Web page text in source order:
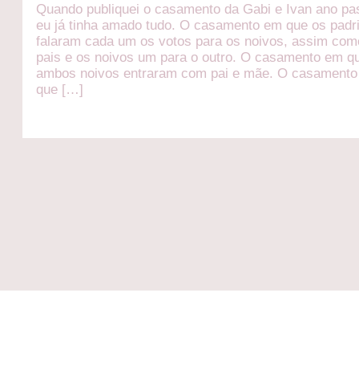
Quando publiquei o casamento da Gabi e Ivan ano
eu já tinha amado tudo. O casamento em que os
falaram cada um os votos para os noivos, assim
pais e os noivos um para o outro. O casamento em
ambos noivos entraram com pai e mãe. O
que […]